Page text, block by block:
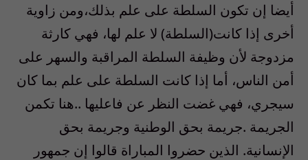
أيضا إن تكون السلطة على علم بذلك،ومن زاوية
أخرى إذا كانت(السلطة) لا علم لها، فهي كارثة
مزدوجة لأن وظيفة السلطة المراقبة والسهر على
أمن الناس، أما إذا كانت السلطة على علم بما كان
سيجري، فهي غضت النظر عن فاعليها ..هنا تكمن
الجريمة .جريمة بحق الوطنية وجريمة بحق
الإنسانية. الذين حضروا المباراة قالوا إن جمهور